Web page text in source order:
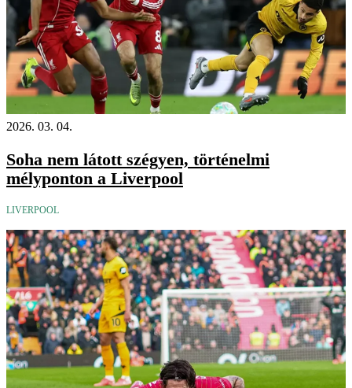
2026. 03. 04.
Soha nem látott szégyen, történelmi
mélyponton a Liverpool
LIVERPOOL